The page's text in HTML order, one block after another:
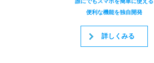
便利な機能を独自開発
詳しくみる